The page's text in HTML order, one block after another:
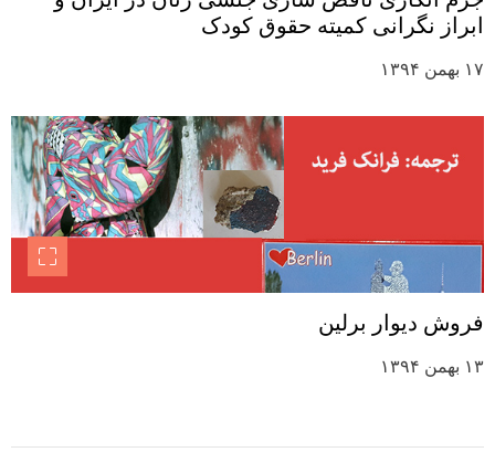
ابراز نگرانی کمیته حقوق کودک
۱۷ بهمن ۱۳۹۴
فروش دیوار برلین
۱۳ بهمن ۱۳۹۴